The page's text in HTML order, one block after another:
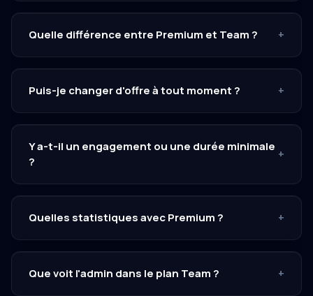
Quelle différence entre Premium et Team ? +
Puis-je changer d'offre à tout moment ? +
Y a-t-il un engagement ou une durée minimale
?
+
Quelles statistiques avec Premium ? +
Que voit l'admin dans le plan Team ? +